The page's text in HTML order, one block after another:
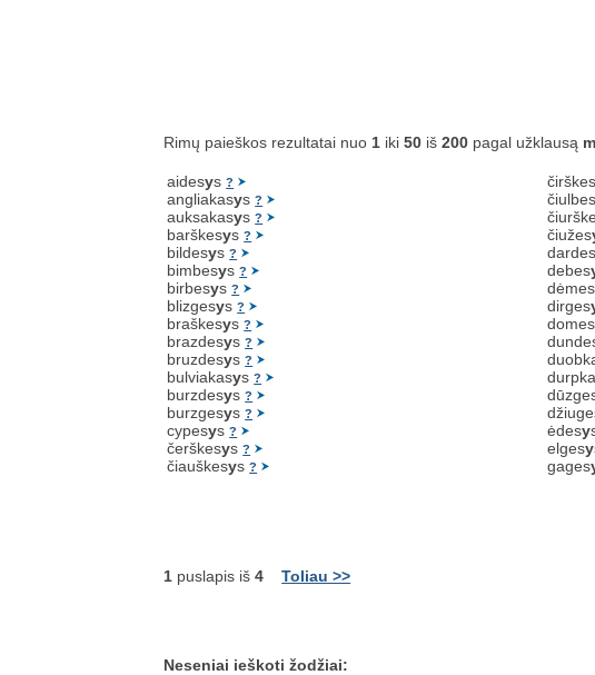
Rimų paieškos rezultatai nuo 1 iki50 iš200 pagal užklausą
aidesys?
angliakasys?
auksakasys?
barškesys?
bildesys?
bimbesys?
birbesys?
blizgesys?
braškesys?
brazdesys?
bruzdesys?
bulviakasys?
burzdesys?
burzgesys?
cypesys?
čerškesys?
čiauškesys?
čiužes
debes
dėmes
dirges
domes
ėdesy
elgesy
gages
1 puslapis iš4 Toliau >>
Neseniai ieškoti žodžiai: